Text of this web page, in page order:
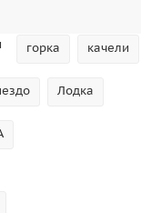
горка качели
Лодка